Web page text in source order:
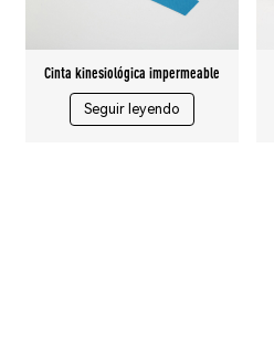
Cinta kinesiológica impermeable
Seguir leyendo